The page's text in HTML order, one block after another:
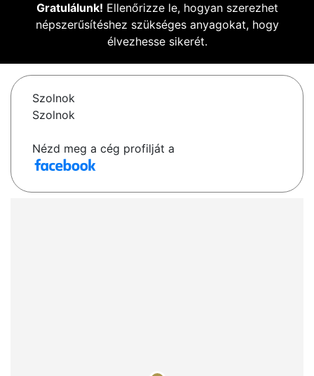
Gratulálunk! Ellenőrizze le, hogyan szerezhet
népszerűsítéshez szükséges anyagokat, hogy
élvezhesse sikerét.
Szolnok
Szolnok
Nézd meg a cég profilját a